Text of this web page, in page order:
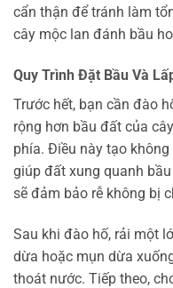
cẩn thận để tránh làm
cây mộc lan đánh bầu
Quy Trình Đặt Bầu Và
Trước hết, bạn cần đào
rộng hơn bầu đất của
phía. Điều này tạo
giúp đất xung quanh
sẽ đảm bảo rễ không bị
Sau khi đào hố, rải một
dừa hoặc mụn dừa
thoát nước. Tiếp theo,